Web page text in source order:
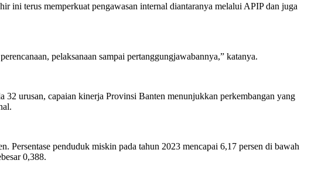
ini terus memperkuat pengawasan internal diantaranya melalui APIP dan juga
pelaksanaan sampai pertanggungjawabannya,” katanya.
urusan, capaian kinerja Provinsi Banten menunjukkan perkembangan yang
Persentase penduduk miskin pada tahun 2023 mencapai 6,17 persen di bawah
0,388.